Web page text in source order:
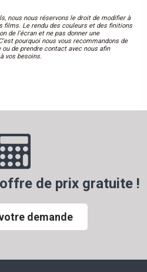
nous nous réservons le droit de modifier à
films. Le rendu des couleurs et des finitions
de l'écran et ne pas donner une
pourquoi nous vous recommandons de
de prendre contact avec nous afin
vos besoins.
de prix gratuite !
demande